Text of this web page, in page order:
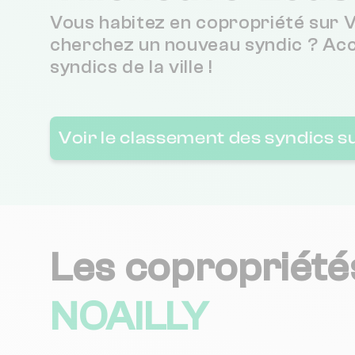
BERTRAND ROY GESTION IMMOBILIERE ET CONSEILS
SOC CAP AGENCE
Vous habitez en copropriété sur
cherchez un nouveau syndic ?
syndics de la ville !
Voir le classement des syndics
Les
NOAILLY